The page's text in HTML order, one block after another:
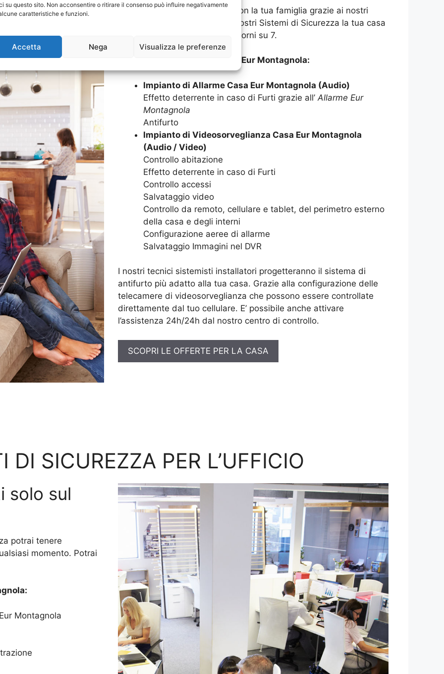
su questo sito. Non acconsentire o ritirare il consenso può influire negativamente
caratteristiche e funzioni.
Accetta Nega Visualizza le preferenze
Goditi in serenità la tua casa con la tua famiglia grazie ai nostri
Impianti di Allarme. Grazie ai nostri Sistemi di Sicurezza la tua casa
sarà protetta 24 ore su 24, 7 giorni su 7.
SISTEMI DI SICUREZZA CASA Eur Montagnola:
Impianto di Allarme Casa Eur Montagnola (Audio)
Effetto deterrente in caso di Furti grazie all’Allarme Eur
Montagnola
Antifurto
Impianto di Videosorveglianza Casa Eur Montagnola
(Audio / Video)
Controllo abitazione
Effetto deterrente in caso di Furti
Controllo accessi
Salvataggio video
Controllo da remoto, cellulare e tablet, del perimetro esterno
della casa e degli interni
Configurazione aeree di allarme
Salvataggio Immagini nel DVR
I nostri tecnici sistemisti installatori progetteranno il sistema di
antifurto più adatto alla tua casa. Grazie alla configurazione delle
telecamere di videosorveglianza che possono essere controllate
direttamente dal tuo cellulare. E’ possibile anche attivare
l’assistenza 24h/24h dal nostro centro di controllo.
SCOPRI LE OFFERTE PER LA CASA
DI SICUREZZA PER L’UFFICIO
solo sul
potrai tenere
momento. Potrai
Montagnola